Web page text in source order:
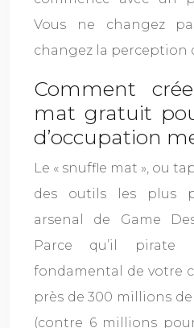
Vous ne changez
changez la perception
Comment
mat gratuit
d’occupation
Le « snuffle mat », ou
des outils les plus
arsenal de Game
Parce qu’il pirate
fondamental de votre
près de 300 millions
(contre 6 millions